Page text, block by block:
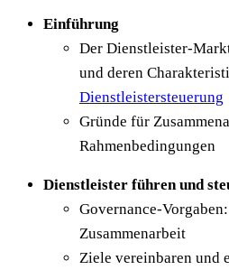
Einführung
Der Dienstleister-
und deren
Dienstleistersteuerung
Gründe für
Rahmenbedingungen
Dienstleister führen und
Governance-
Zusammenarbeit
Ziele vereinbaren und